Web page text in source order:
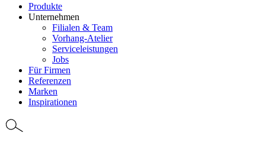
Produkte
Unternehmen
Filialen & Team
Vorhang-Atelier
Serviceleistungen
Jobs
Für Firmen
Referenzen
Marken
Inspirationen